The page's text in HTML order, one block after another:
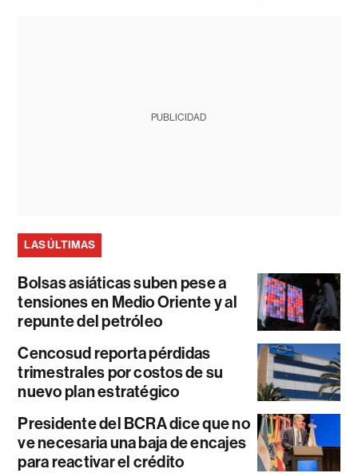
PUBLICIDAD
LAS ÚLTIMAS
Bolsas asiáticas suben pese a
tensiones en Medio Oriente y al
repunte del petróleo
Cencosud reporta pérdidas
trimestrales por costos de su
nuevo plan estratégico
Presidente del BCRA dice que no
ve necesaria una baja de encajes
para reactivar el crédito